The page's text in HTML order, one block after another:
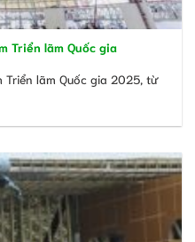
Triển lãm Quốc gia
lãm Quốc gia 2025, từ